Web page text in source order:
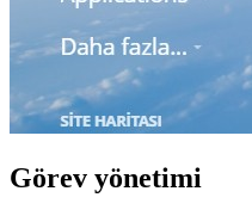
Görev yönetimi